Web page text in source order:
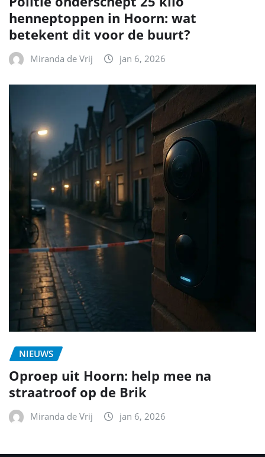
henneptoppen in Hoorn: wat
betekent dit voor de buurt?
Miranda de Vrij jan 6, 2026
NIEUWS
Oproep uit Hoorn: help mee na
straatroof op de Brik
Miranda de Vrij jan 6, 2026